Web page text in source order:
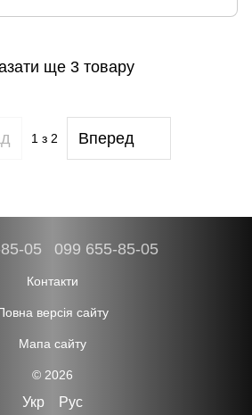
ще 3 товару
1 з 2 Вперед
05 099 655-85-05
Контакти
версія сайту
Мапа сайту
© 2026
Укр Рус